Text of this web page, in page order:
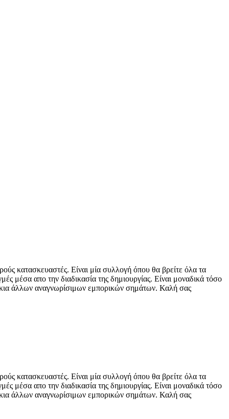
κατασκευαστές. Είναι μία συλλογή όπου θα βρείτε όλα τα
μέσα απο την διαδικασία της δημιουργίας. Είναι μοναδικά τόσο
άλλων αναγνωρίσιμων εμπορικών σημάτων. Καλή σας
κατασκευαστές. Είναι μία συλλογή όπου θα βρείτε όλα τα
μέσα απο την διαδικασία της δημιουργίας. Είναι μοναδικά τόσο
άλλων αναγνωρίσιμων εμπορικών σημάτων. Καλή σας